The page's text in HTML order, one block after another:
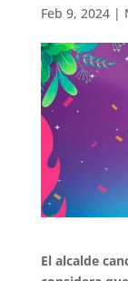
Feb 9, 2024|
El alcalde